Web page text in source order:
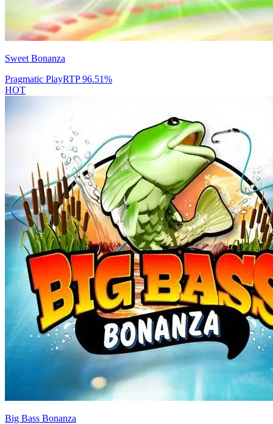
Sweet Bonanza
Pragmatic PlayRTP96.51%
HOT
Big Bass Bonanza